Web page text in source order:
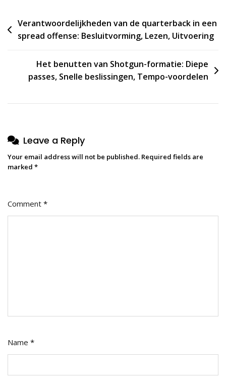
Post
navigation
Verantwoordelijkheden van de quarterback in een
spread offense: Besluitvorming, Lezen, Uitvoering
Het benutten van Shotgun-formatie: Diepe
passes, Snelle beslissingen, Tempo-voordelen
Leave a Reply
Your email address will not be published. Required fields are
marked *
Comment *
Name *